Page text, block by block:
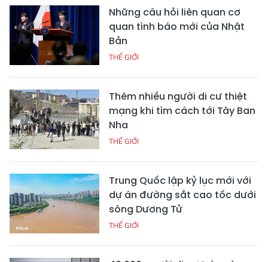
Những câu hỏi liên quan cơ
quan tình báo mới của Nhật
Bản
THẾ GIỚI
Thêm nhiều người di cư thiệt
mạng khi tìm cách tới Tây Ban
Nha
THẾ GIỚI
Trung Quốc lập kỷ lục mới với
dự án đường sắt cao tốc dưới
sông Dương Tử
THẾ GIỚI